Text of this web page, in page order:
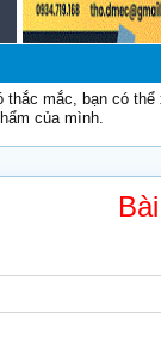
thắc mắc, bạn có
của mình.